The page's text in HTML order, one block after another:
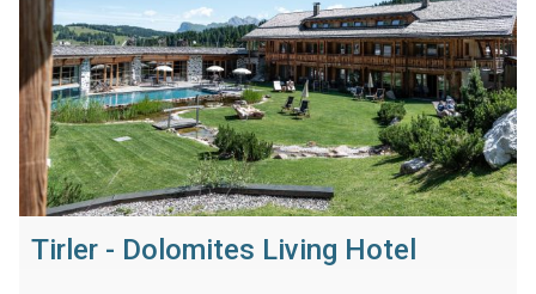
Tirler - Dolomites Living Hotel